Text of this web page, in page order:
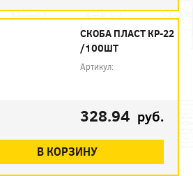
СКОБА ПЛАСТ КР-22
/100ШТ
Артикул:
328.94 руб.
В КОРЗИНУ